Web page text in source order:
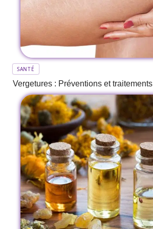
SANTÉ
Vergetures : Préventions et traitements